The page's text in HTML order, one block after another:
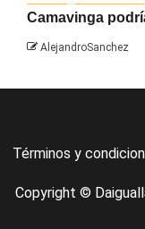
Camavinga
AlejandroSanchez
Términos y
Copyright ©